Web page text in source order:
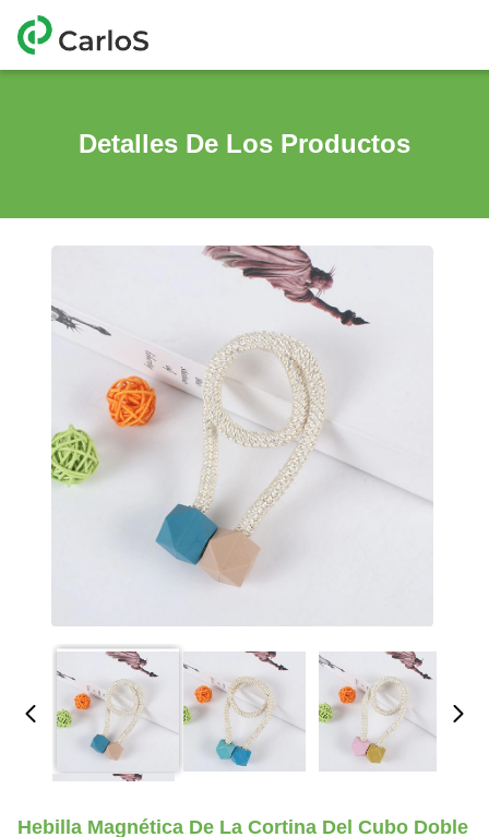
Detalles De Los Productos
Hebilla Magnética De La Cortina Del Cubo Doble